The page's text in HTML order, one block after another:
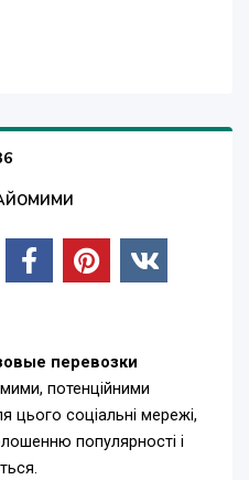
перевозки
потенційними
цього соціальні мережі,
популярності і